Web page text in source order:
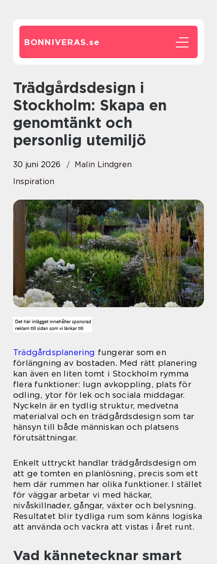
BONNIVERAS.se
Trädgårdsdesign i
Stockholm: Skapa en
genomtänkt och
personlig utemiljö
30 juni 2026
Malin Lindgren
Inspiration
Trädgårdsplanering fungerar som en
förlängning av bostaden. Med rätt planering
kan även en liten tomt i Stockholm rymma
flera funktioner: lugn avkoppling, plats för
odling, ytor för lek och sociala middagar.
Nyckeln är en tydlig struktur, medvetna
materialval och en trädgårdsdesign som tar
hänsyn till både människan och platsens
förutsättningar.
Enkelt uttryckt handlar trädgårdsdesign om
att ge tomten en planlösning, precis som ett
hem där rummen har olika funktioner. I stället
för väggar arbetar vi med häckar,
nivåskillnader, gångar, växter och belysning.
Resultatet blir tydliga rum som känns logiska
att använda och vackra att vistas i året runt.
Vad kännetecknar smart